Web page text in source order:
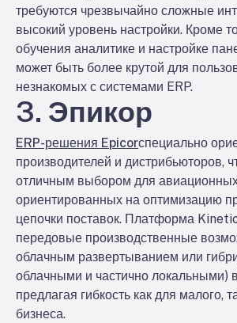
требуются чрезвычайно сложные
высокий уровень настройки. Кроме
обучения аналитике и настройке
может быть более крутой для
незнакомых с системами ERP.
3. Эпикор
ERP-решения Epicorспециально
производителей и дистрибьюторов,
отличным выбором для
ориентированных на оптимизацию
цепочки поставок. Платформа
передовые производственные
облачным развертыванием или
облачными и частично локальными)
предлагая гибкость как для малого,
бизнеса.